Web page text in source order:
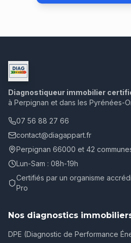
Diagnostiqueur immobilier
à Perpignan et dans les Pyrénées-
07 56 88 27 66
contact@diagappart.fr
Perpignan 66000 et 42
Lun-Sam : 08h-19h
Certifiés par un organisme
Pro
Nos diagnostics
DPE (Diagnostic de Performance